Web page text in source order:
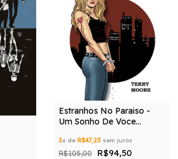
Estranhos No Paraiso -
Um Sonho De Voce
2x de R$47,25 sem juros
R$105,00 R$94,50